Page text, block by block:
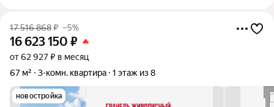
17 516 868₽ –5%
16 623 150 ₽
от 62 927 ₽ в месяц
67 м²
3-комн. квартира 1 этаж из 8
новостройка